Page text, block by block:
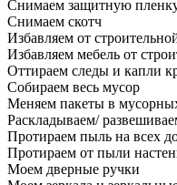
Снимаем защитную
Снимаем скотч
Избавляем от
Избавляем мебель от
Оттираем следы и капли
Собираем весь мусор
Меняем пакеты в
Раскладываем/
Протираем пыль на всех
Протираем от пыли
Моем дверные ручки